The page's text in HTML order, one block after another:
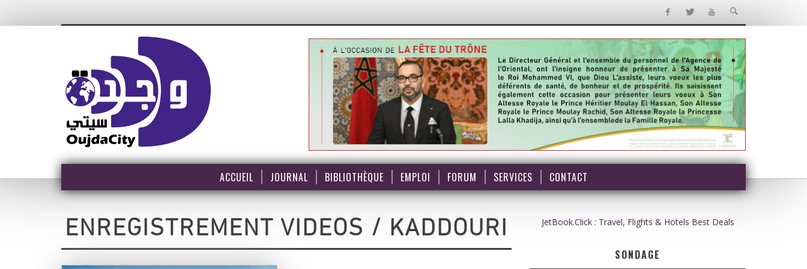
ACCUEIL JOURNAL BIBLIOTHÈQUE EMPLOI FORUM SERVICES CONTACT
ENREGISTREMENT VIDEOS / KADDOURI JetBook.Click : Travel, Flights & Hotels Best Deals
SONDAGE